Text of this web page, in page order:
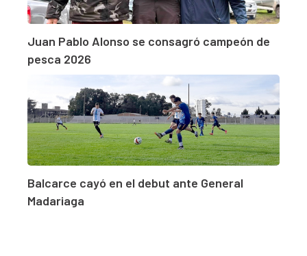
Juan Pablo Alonso se consagró campeón de
pesca 2026
Balcarce cayó en el debut ante General
Madariaga